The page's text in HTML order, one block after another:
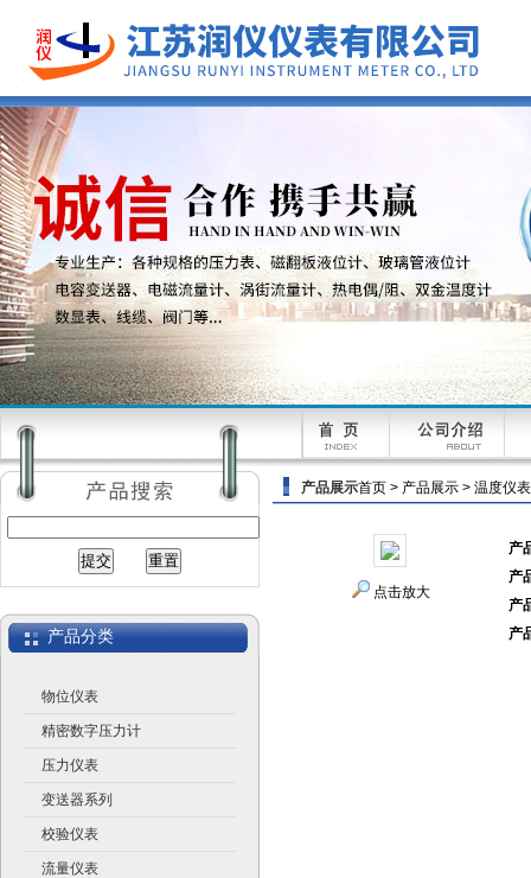
江苏润仪仪表有限公司
产品分类
物位仪表
精密数字压力计
压力仪表
变送器系列
校验仪表
流量仪表
产品展示首页 > 产品展示 > 温度仪表
点击放大
产
产
产
产